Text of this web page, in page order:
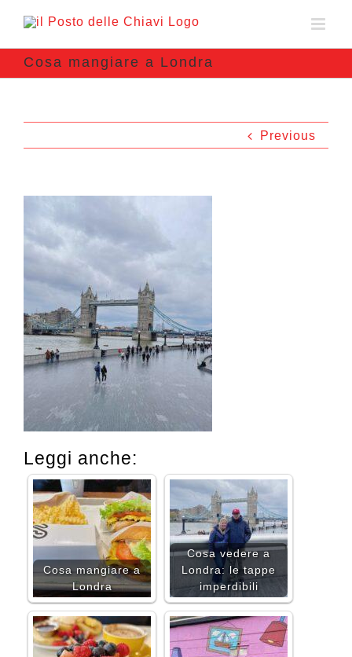
Cosa mangiare a Londra
Previous
Leggi anche:
Cosa mangiare a
Londra
Cosa vedere a
Londra: le tappe
imperdibili